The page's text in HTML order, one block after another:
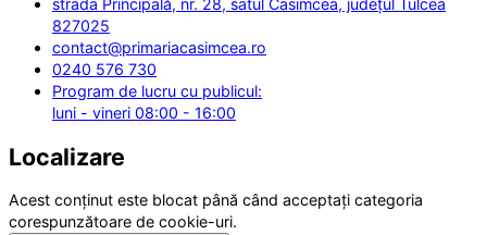
827025
contact@primariacasimcea.ro
0240 576 730
Program de lucru cu publicul:
luni - vineri 08:00 - 16:00
Localizare
Acest conținut este blocat până când acceptați categoria
corespunzătoare de cookie-uri.